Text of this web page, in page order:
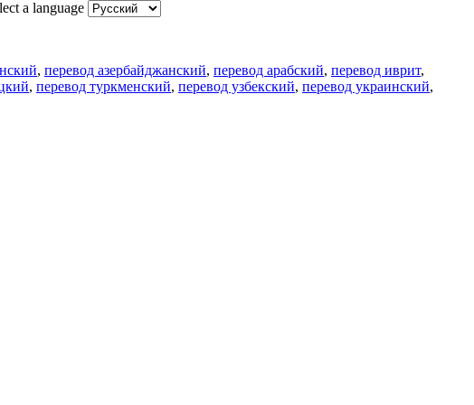
a language
, перевод азербайджанский, перевод арабский, перевод иврит,
, перевод туркменский, перевод узбекский, перевод украинский,